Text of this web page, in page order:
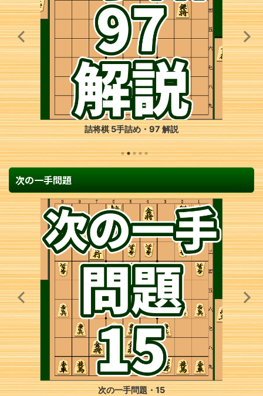
詰将棋 5手詰め・97 解説
次の一手問題
次の一手問題・15